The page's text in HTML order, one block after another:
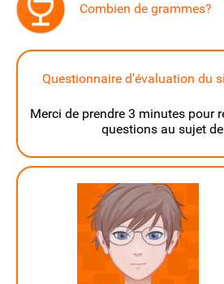
Combien de grammes?
Questionnaire d'évaluation du
Merci de prendre 3 minutes pour
questions au sujet